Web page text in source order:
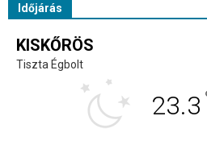
Időjárás
KISKŐRÖS
Tiszta Égbolt
23.3